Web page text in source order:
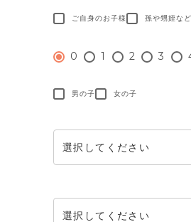
ご自身のお子様 孫や甥姪な
0 1 2 3
男の子 女の子